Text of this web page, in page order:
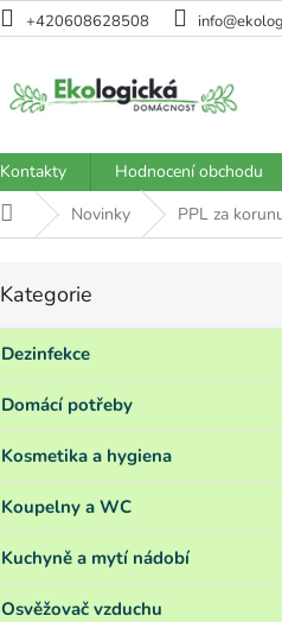
+420608628508
Kontakty Hodnocení obchodu
Domů Novinky PPL za
Přeskočit
Kategorie
Dezinfekce
Domácí potřeby
Kosmetika a hygiena
Koupelny a WC
Kuchyně a mytí nádobí
Osvěžovač vzduchu